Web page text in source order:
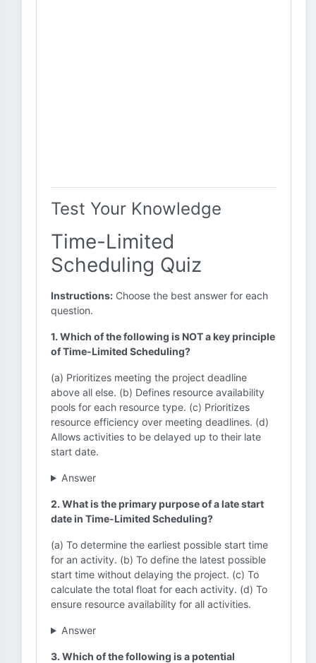
Test Your Knowledge
Time-Limited
Scheduling Quiz
Instructions: Choose the best answer for each
question.
1. Which of the following is NOT a key principle
of Time-Limited Scheduling?
(a) Prioritizes meeting the project deadline
above all else. (b) Defines resource availability
pools for each resource type. (c) Prioritizes
resource efficiency over meeting deadlines. (d)
Allows activities to be delayed up to their late
start date.
Answer
2. What is the primary purpose of a late start
date in Time-Limited Scheduling?
(a) To determine the earliest possible start time
for an activity. (b) To define the latest possible
start time without delaying the project. (c) To
calculate the total float for each activity. (d) To
ensure resource availability for all activities.
Answer
3. Which of the following is a potential